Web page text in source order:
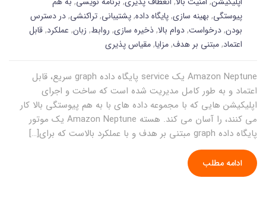
پیوستگی, بهینه سازی,پایگاه داده,پشتیبانی,تراکنشی,در دسترس
بودن,درخواست,دوام بالا,ذخیره سازی, روابط, زبان, عملکرد,قابل
اعتماد,مبتنی بر هدف,مزایا,مقیاس پذیری
Amazon Neptune یک service پایگاه داده graph سریع، قابل
اعتماد و به طور کامل مدیریت شده است که ساخت و اجرای
اپلیکیشن هایی که با مجموعه داده های با به هم پیوستگی بالا کار
می کنند، را آسان می کند. هسته Amazon Neptune یک موتور
پایگاه داده graph مبتنی بر هدف و با عملکرد بالاست که برای[…]
ادامه مطلب